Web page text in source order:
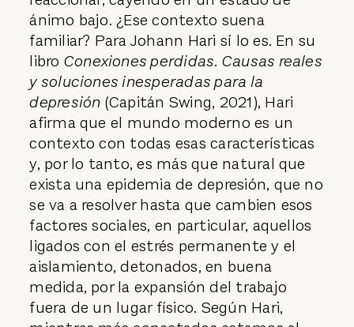
ánimo bajo. ¿Ese contexto suena
familiar? Para Johann Hari sí lo es. En su
libro Conexiones perdidas. Causas reales
y soluciones inesperadas para la
depresión (Capitán Swing, 2021), Hari
afirma que el mundo moderno es un
contexto con todas esas características
y, por lo tanto, es más que natural que
exista una epidemia de depresión, que no
se va a resolver hasta que cambien esos
factores sociales, en particular, aquellos
ligados con el estrés permanente y el
aislamiento, detonados, en buena
medida, por la expansión del trabajo
fuera de un lugar físico. Según Hari,